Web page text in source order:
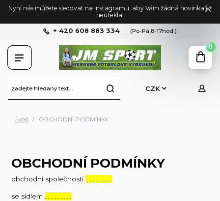
Nyní nás můžete sledovat na Instagramu, aby Vám žádná novinka již
neutekla!
CZK
+ 420 608 883 334 (Po-Pá,8-17hod.)
0
Úvod OBCHODNÍ PODMÍNKY
OBCHODNÍ PODMÍNKY
obchodní společnosti
se sídlem